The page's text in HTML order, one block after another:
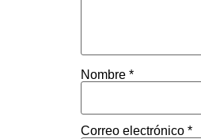
Nombre *
Correo electrónico *